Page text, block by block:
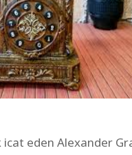
icat eden Alexander